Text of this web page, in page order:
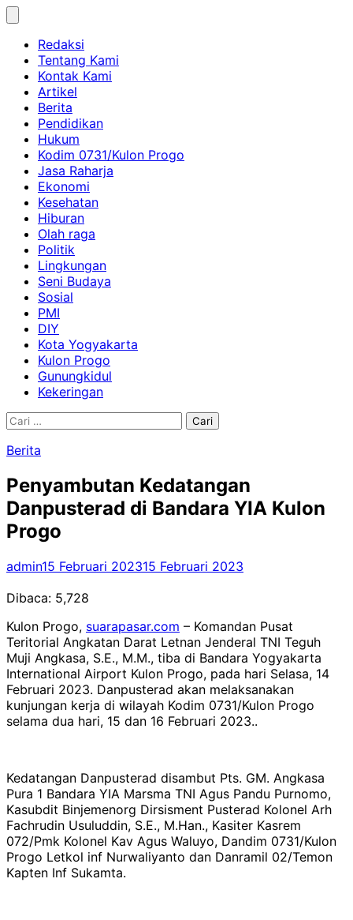
Skip
contentRedaksi
Tentang Kami
Kontak Kami
Artikel
Berita
Pendidikan
Hukum
Kodim 0731/Kulon Progo
Jasa Raharja
Ekonomi
Kesehatan
Hiburan
Olah raga
Politik
Lingkungan
Seni Budaya
Sosial
PMI
DIY
Kota Yogyakarta
Kulon Progo
Gunungkidul
Kekeringan
Cari
Berita
Penyambutan Kedatangan
Danpusterad di Bandara YIA Kulon
Progo
admin15 Februari 202315 Februari 2023
Dibaca: 5,728
Kulon Progo, suarapasar.com – Komandan Pusat
Teritorial Angkatan Darat Letnan Jenderal TNI Teguh
Muji Angkasa, S.E., M.M., tiba di Bandara Yogyakarta
International Airport Kulon Progo, pada hari Selasa, 14
Februari 2023. Danpusterad akan melaksanakan
kunjungan kerja di wilayah Kodim 0731/Kulon Progo
selama dua hari, 15 dan 16 Februari 2023..
Kedatangan Danpusterad disambut Pts. GM. Angkasa
Pura 1 Bandara YIA Marsma TNI Agus Pandu Purnomo,
Kasubdit Binjemenorg Dirsisment Pusterad Kolonel Arh
Fachrudin Usuluddin, S.E., M.Han., Kasiter Kasrem
072/Pmk Kolonel Kav Agus Waluyo, Dandim 0731/Kulon
Progo Letkol inf Nurwaliyanto dan Danramil 02/Temon
Kapten Inf Sukamta.